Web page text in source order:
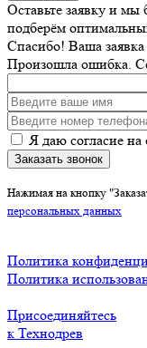
Оставьте заявку и мы
подберём
Спасибо! Ваша заявка
Произошла ошибка.
Я даю согласие на
Заказать звонок
Нажимая на кнопку
персональных данных
Политика
Политика
Присоединяйтесь
к Технодрев